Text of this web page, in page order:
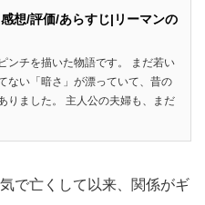
想/評価/あらすじ|リーマンの
ンチを描いた物語です。 まだ若い
ない「暗さ」が漂っていて、昔の
りました。 主人公の夫婦も、まだ
で亡くして以来、関係がギ